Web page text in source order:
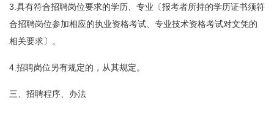
3.具有符合招聘岗位要求的学历、专业〔报考者所持的学历证书须符
合招聘岗位参加相应的执业资格考试、专业技术资格考试对文凭的
相关要求〕。
4.招聘岗位另有规定的，从其规定。
三、招聘程序、办法